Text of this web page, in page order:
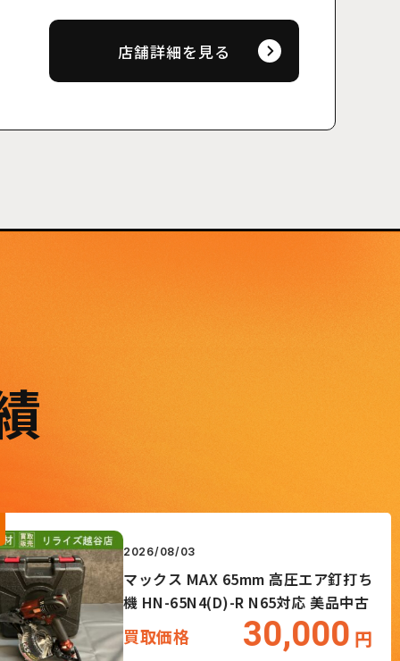
店舗詳細を見る
2026/08/03
マックス MAX 65mm 高圧エア釘打ち
機 HN-65N4(D)-R N65対応 美品中古
買取価格 30,000 円